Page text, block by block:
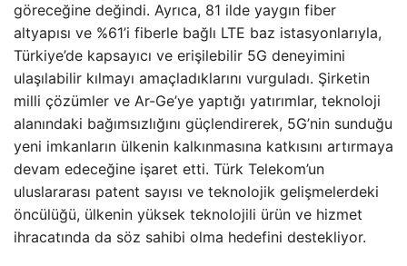
göreceğine değindi. Ayrıca, 81 ilde yaygın fiber
altyapısı ve %61’i fiberle bağlı LTE baz istasyonlarıyla,
Türkiye’de kapsayıcı ve erişilebilir 5G deneyimini
ulaşılabilir kılmayı amaçladıklarını vurguladı. Şirketin
milli çözümler ve Ar-Ge’ye yaptığı yatırımlar, teknoloji
alanındaki bağımsızlığını güçlendirerek, 5G’nin sunduğu
yeni imkanların ülkenin kalkınmasına katkısını artırmaya
devam edeceğine işaret etti. Türk Telekom’un
uluslararası patent sayısı ve teknolojik gelişmelerdeki
öncülüğü, ülkenin yüksek teknolojili ürün ve hizmet
ihracatında da söz sahibi olma hedefini destekliyor.